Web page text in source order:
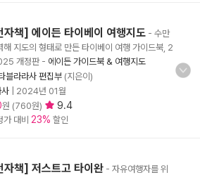
책] 에이든 타이베이 여행지도 - 수만
해 지도의 형태로 만든 타이베이 여행 가이드북, 2
개정판- 에이든 가이드북 & 여행지도
블라라사 편집부 (지은이)
2024년 01월
원 (760원) 9.4
대비 23% 할인
책] 저스트고 타이완 - 자유여행자를 위